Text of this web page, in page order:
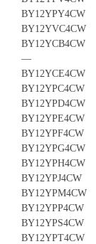
BY12YPY4CW
BY12YVC4CW
BY12YCB4CW
—
BY12YCE4CW
BY12YPC4CW
BY12YPD4CW
BY12YPE4CW
BY12YPF4CW
BY12YPG4CW
BY12YPH4CW
BY12YPJ4CW
BY12YPM4CW
BY12YPP4CW
BY12YPS4CW
BY12YPT4CW